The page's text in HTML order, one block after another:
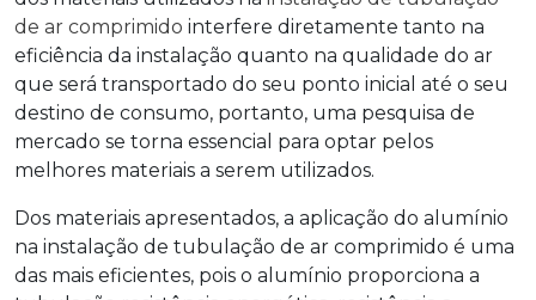
de ar comprimido interfere diretamente tanto na
eficiência da instalação quanto na qualidade do ar
que será transportado do seu ponto inicial até o seu
destino de consumo, portanto, uma pesquisa de
mercado se torna essencial para optar pelos
melhores materiais a serem utilizados.
Dos materiais apresentados, a aplicação do alumínio
na instalação de tubulação de ar comprimido é uma
das mais eficientes, pois o alumínio proporciona a